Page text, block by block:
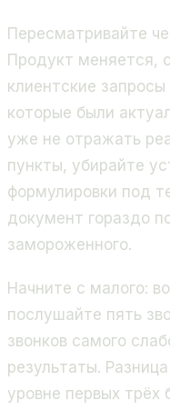
Пересматривайте
Продукт меняется,
клиентские
которые были
уже не отражать
пункты, убирайте
формулировки под
документ гораздо
замороженного.
Начните с малого:
послушайте пять
звонков самого
результаты.
уровне первых